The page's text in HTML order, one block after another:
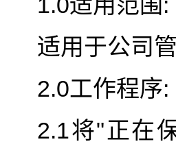
适用于公司
2.0工作程序:
2.1将"正在